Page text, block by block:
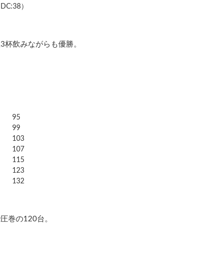
）
飲みながらも優勝。
95
99
103
107
115
123
132
巻の120台。